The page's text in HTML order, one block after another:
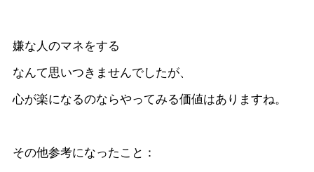
嫌な人のマネをする
なんて思いつきませんでしたが、
心が楽になるのならやってみる価値はありますね。
その他参考になったこと：